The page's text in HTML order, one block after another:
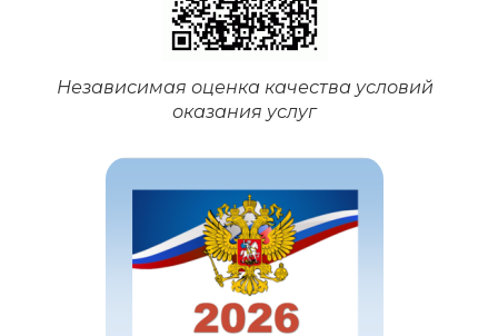
Независимая оценка качества условий
оказания услуг